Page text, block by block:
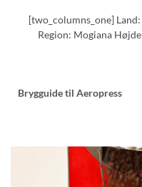
[two_columns_one]
Region: Mogiana
Brygguide til Aeropress